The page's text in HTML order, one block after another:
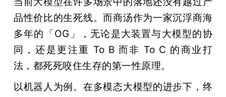
品性价比的生死线。而商汤作为一家沉浮商海
多年的「OG」，无论是大装置与大模型的协
同，还是更注重 To B 而非 To C 的商业打
法，都死死咬住生存的第一性原理。
以机器人为例。在多模态大模型的进步下，终